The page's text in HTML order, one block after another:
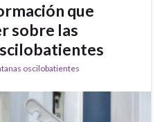
que
sobre las
oscilobatientes